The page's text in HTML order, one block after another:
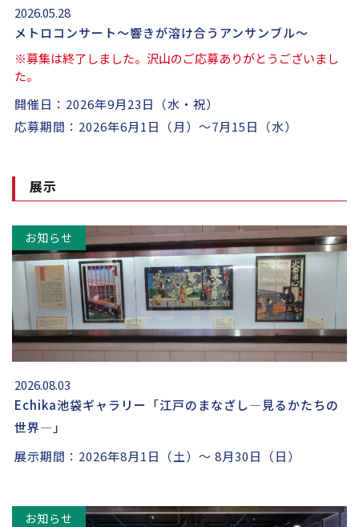
2026.05.28
メトロコンサート～響きが溶け合うアンサンブル～
※募集は終了しました。沢山のご応募ありがとうございまし
た。
開催日：2026年9月23日（水・祝）
応募期間：2026年6月1日（月）～7月15日（水）
展示
お知らせ
2026.08.03
Echika池袋ギャラリー「江戸のまなざし―見るかたちの
世界―」
展示期間：2026年8月1日（土）～ 8月30日（日）
お知らせ